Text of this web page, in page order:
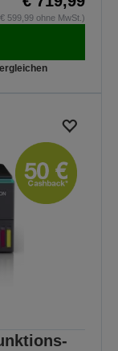
599,99 ohne MwSt.)